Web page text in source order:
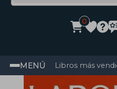
0
MENÚ Libros más